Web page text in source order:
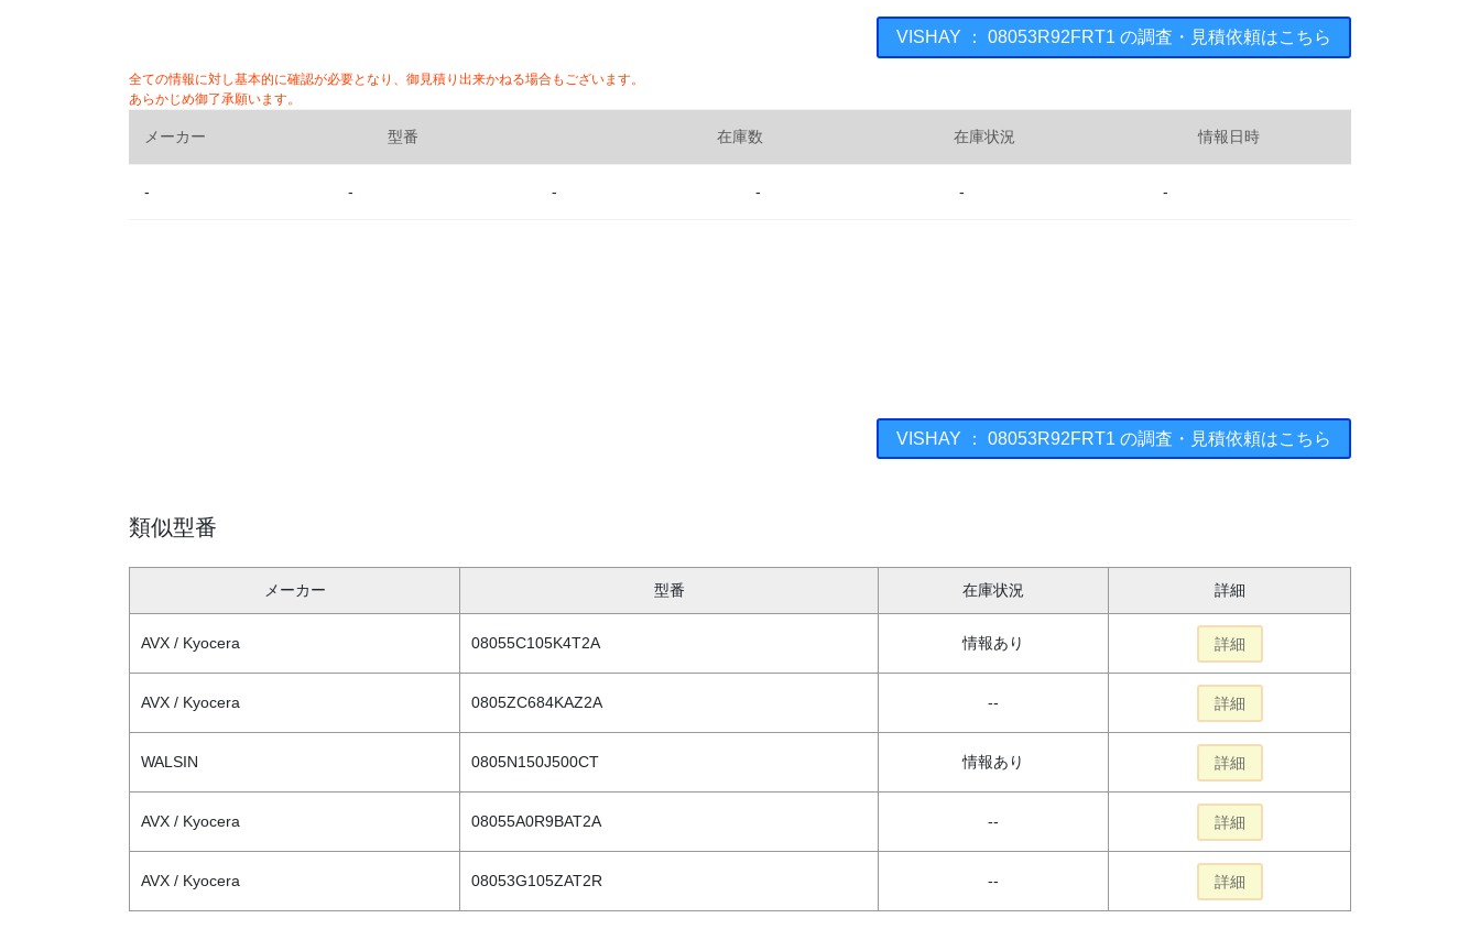
VISHAY ： 08053R92FRT1 の調査・見積依頼はこちら
全ての情報に対し基本的に確認が必要となり、御見積り出来かねる場合もございます。
あらかじめ御了承願います。
メーカー 型番 在庫数 在庫状況 情報日時
- - - - - -
VISHAY ： 08053R92FRT1 の調査・見積依頼はこちら
類似型番
メーカー 型番 在庫状況 詳細
AVX / Kyocera 08055C105K4T2A 情報あり 詳細
AVX / Kyocera 0805ZC684KAZ2A -- 詳細
WALSIN 0805N150J500CT 情報あり 詳細
AVX / Kyocera 08055A0R9BAT2A -- 詳細
AVX / Kyocera 08053G105ZAT2R -- 詳細